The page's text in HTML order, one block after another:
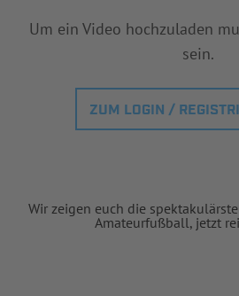
Um ein Video hochzuladen
sein.
ZUM LOGIN /
Wir zeigen euch die
Amateurfußball, jetzt